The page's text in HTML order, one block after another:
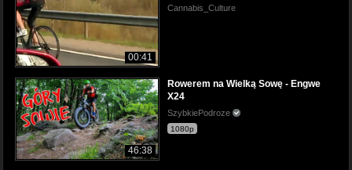
00:41
Cannabis_Culture
46:38
Rowerem na Wielką Sowę - Engwe
X24
SzybkiePodroze
1080p